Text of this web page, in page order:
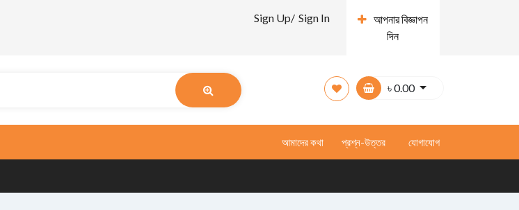
Sign Up/ Sign In
আপনার বিজ্ঞাপন
দিন
৳0.00
আমাদের কথা প্রশ্ন-উত্তর যোগাযোগ